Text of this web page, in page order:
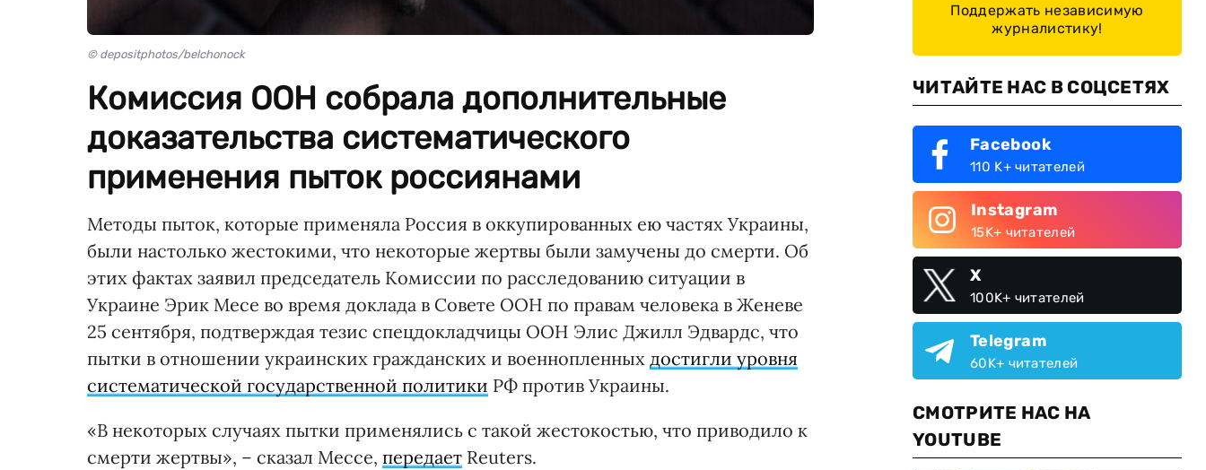
© depositphotos/belchonock
Комиссия ООН собрала дополнительные
доказательства систематического
применения пыток россиянами
Методы пыток, которые применяла Россия в оккупированных ею частях Украины,
были настолько жестокими, что некоторые жертвы были замучены до смерти. Об
этих фактах заявил председатель Комиссии по расследованию ситуации в
Украине Эрик Месе во время доклада в Совете ООН по правам человека в Женеве
25 сентября, подтверждая тезис спецдокладчицы ООН Элис Джилл Эдвардс, что
пытки в отношении украинских гражданских и военнопленных достигли уровня
систематической государственной политики РФ против Украины.
«В некоторых случаях пытки применялись с такой жестокостью, что приводило к
смерти жертвы», – сказал Мессе, передает Reuters.
Поддержать независимую
журналистику!
ЧИТАЙТЕ НАС В СОЦСЕТЯХ
Facebook
110 K+ читателей
Instagram
15K+ читателей
X
100K+ читателей
Telegram
60K+ читателей
СМОТРИТЕ НАС НА
YOUTUBE